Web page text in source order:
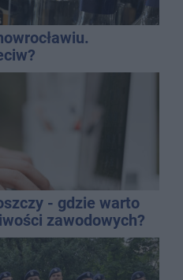
- gdzie warto
zawodowych?